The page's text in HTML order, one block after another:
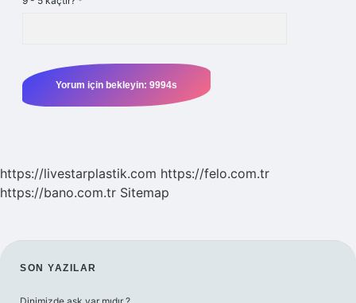
https://livestarplastik.com https://felo.com.tr
https://bano.com.tr Sitemap
SIDEBAR
SON YAZILAR